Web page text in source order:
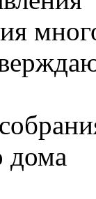
дома